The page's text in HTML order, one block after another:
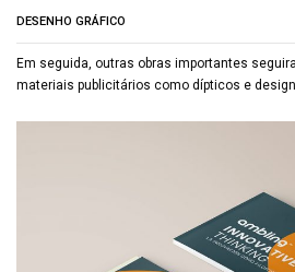
DESENHO GRÁFICO
Em seguida, outras obras importantes
materiais publicitários como dípticos e